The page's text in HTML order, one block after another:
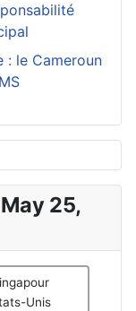
: le Cameroun
25,
Unis